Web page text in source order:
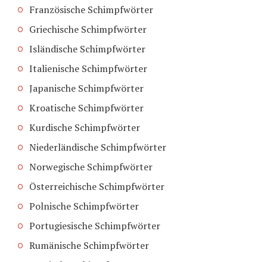
Französische Schimpfwörter
Griechische Schimpfwörter
Isländische Schimpfwörter
Italienische Schimpfwörter
Japanische Schimpfwörter
Kroatische Schimpfwörter
Kurdische Schimpfwörter
Niederländische Schimpfwörter
Norwegische Schimpfwörter
Österreichische Schimpfwörter
Polnische Schimpfwörter
Portugiesische Schimpfwörter
Rumänische Schimpfwörter